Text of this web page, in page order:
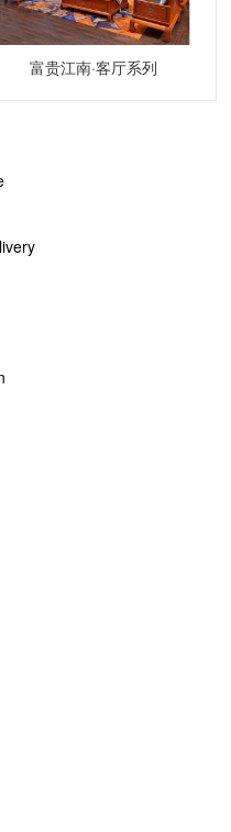
富贵江南·客厅系列